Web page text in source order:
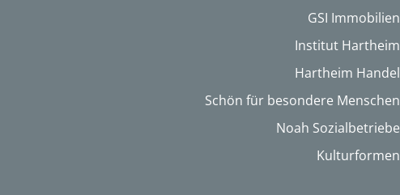
GSI Immobilien
Institut Hartheim
Hartheim Handel
Schön für besondere Menschen
Noah Sozialbetriebe
Kulturformen